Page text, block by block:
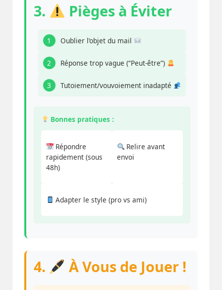
3. Pièges à Éviter
1 Oublier l’objet du mail
2 Réponse trop vague (“Peut-être”)
3 Tutoiement/vouvoiement inadapté
Bonnes pratiques :
Répondre
rapidement (sous
48h)
Relire avant
envoi
Adapter le style (pro vs ami)
4. À Vous de Jouer !